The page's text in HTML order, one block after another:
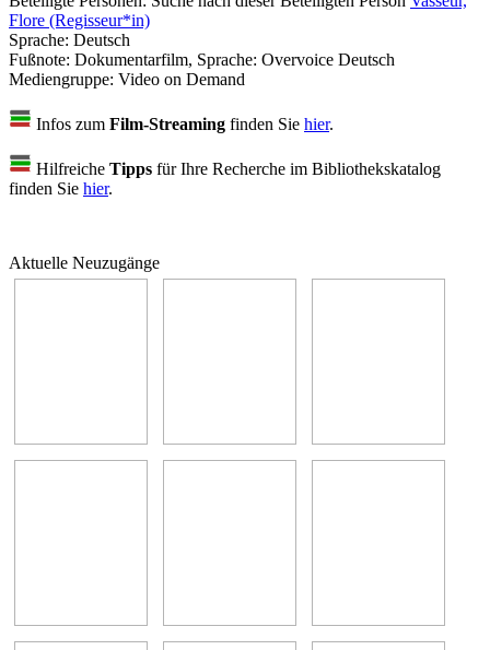
Flore (Regisseur*in)
Sprache: Deutsch
Fußnote: Dokumentarfilm, Sprache: Overvoice Deutsch
Mediengruppe: Video on Demand
Infos zum Film-Streaming finden Sie hier.
Hilfreiche Tipps für Ihre Recherche im Bibliothekskatalog
finden Sie hier.
Aktuelle Neuzugänge